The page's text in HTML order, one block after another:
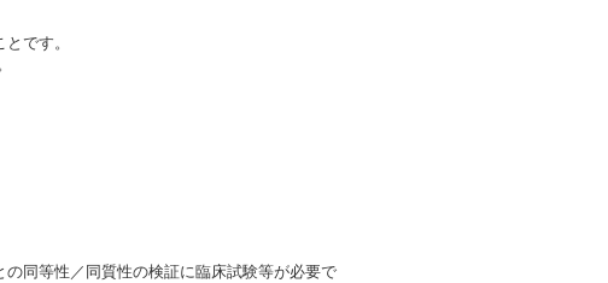
です。
同等性／同質性の検証に臨床試験等が必要で